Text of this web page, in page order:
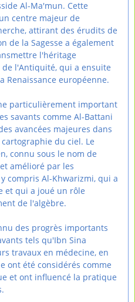
Al-Ma'mun. Cette
centre majeur de
attirant des érudits de
de la Sagesse a également
l'héritage
l'Antiquité, qui a ensuite
Renaissance européenne.
particulièrement important
savants comme Al-Battani
avancées majeures dans
du ciel. Le
connu sous le nom de
amélioré par les
compris Al-Khwarizmi, qui a
et qui a joué un rôle
de l'algèbre.
des progrès importants
tels qu'Ibn Sina
travaux en médecine, en
ont été considérés comme
et ont influencé la pratique